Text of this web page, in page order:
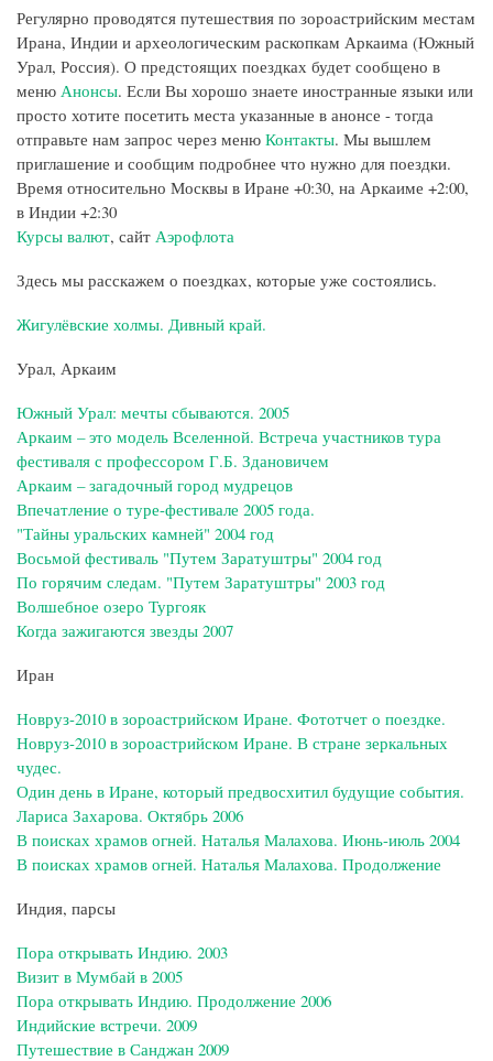
Регулярно проводятся путешествия по зороастрийским местам
Ирана, Индии и археологическим раскопкам Аркаима (Южный
Урал, Россия). О предстоящих поездках будет сообщено в
меню Анонсы. Если Вы хорошо знаете иностранные языки или
просто хотите посетить места указанные в анонсе - тогда
отправьте нам запрос через меню Контакты. Мы вышлем
приглашение и сообщим подробнее что нужно для поездки.
Время относительно Москвы в Иране +0:30, на Аркаиме +2:00,
в Индии +2:30
Курсы валют, сайт Аэрофлота
Здесь мы расскажем о поездках, которые уже состоялись.
Жигулёвские холмы. Дивный край.
Урал, Аркаим
Южный Урал: мечты сбываются. 2005
Аркаим – это модель Вселенной. Встреча участников тура
фестиваля с профессором Г.Б. Здановичем
Аркаим – загадочный город мудрецов
Впечатление о туре-фестивале 2005 года.
"Тайны уральских камней" 2004 год
Восьмой фестиваль "Путем Заратуштры" 2004 год
По горячим следам. "Путем Заратуштры" 2003 год
Волшебное озеро Тургояк
Когда зажигаются звезды 2007
Иран
Новруз-2010 в зороастрийском Иране. Фототчет о поездке.
Новруз-2010 в зороастрийском Иране. В стране зеркальных
чудес.
Один день в Иране, который предвосхитил будущие события.
Лариса Захарова. Октябрь 2006
В поисках храмов огней. Наталья Малахова. Июнь-июль 2004
В поисках храмов огней. Наталья Малахова. Продолжение
Индия, парсы
Пора открывать Индию. 2003
Визит в Мумбай в 2005
Пора открывать Индию. Продолжение 2006
Индийские встречи. 2009
Путешествие в Санджан 2009